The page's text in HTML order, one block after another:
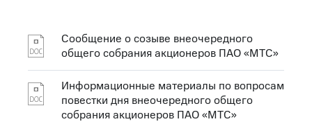
Сообщение о созыве внеочередного
общего собрания акционеров ПАО «МТС»
Информационные материалы по вопросам
повестки дня внеочередного общего
собрания акционеров ПАО «МТС»